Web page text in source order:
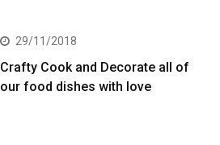
29/11/2018
Crafty Cook and Decorate all of
our food dishes with love